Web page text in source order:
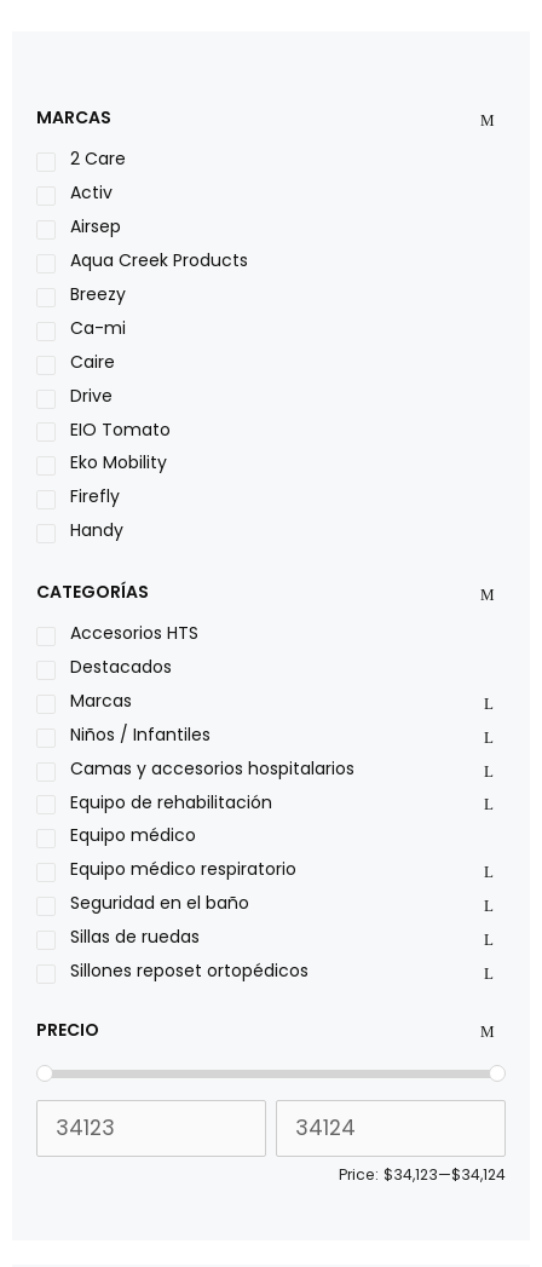
MARCAS
2 Care
Activ
Airsep
Aqua Creek Products
Breezy
Ca-mi
Caire
Drive
EIO Tomato
Eko Mobility
Firefly
Handy
Leggero
Lumex
Medical Store
Nidek
Oxiplus
Philips
Pride
Roho
Sillas de ruedas Everest Jennings
Stealth products
Xiehe Medical
CATEGORÍAS
Accesorios HTS
Destacados
Marcas
Niños / Infantiles
Camas y accesorios hospitalarios
Equipo de rehabilitación
Equipo médico
Equipo médico respiratorio
Seguridad en el baño
Sillas de ruedas
Sillones reposet ortopédicos
PRECIO
Price: $34,123—$34,124